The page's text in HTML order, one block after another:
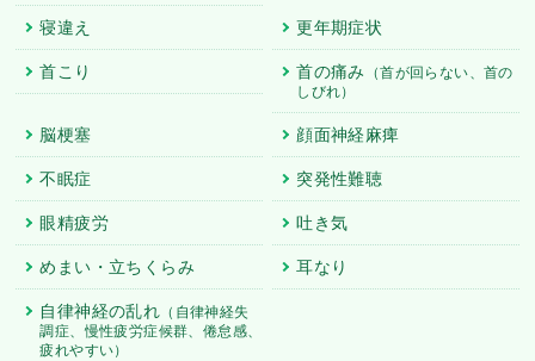
寝違え 更年期症状
首こり 首の痛み
（首が回らない、首の
しびれ）
脳梗塞 顔面神経麻痺
不眠症 突発性難聴
眼精疲労 吐き気
めまい・立ちくらみ 耳なり
自律神経の乱れ （自律神経失
調症、慢性疲労症候群、倦怠感、
疲れやすい）